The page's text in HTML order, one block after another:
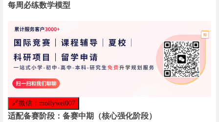
每周必练数学模型
🔗微信：mollywei007
适配备赛阶段：备赛中期（核心强化阶段）